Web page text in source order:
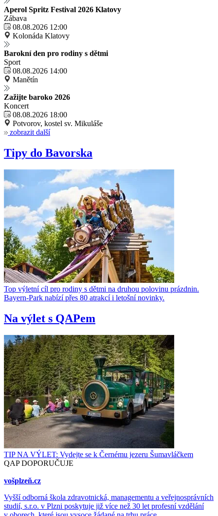
Aperol Spritz Festival 2026 Klatovy
Zábava
08.08.2026 12:00
Kolonáda Klatovy
Barokní den pro rodiny s dětmi
Sport
08.08.2026 14:00
Manětín
Zažijte baroko 2026
Koncert
08.08.2026 18:00
Potvorov, kostel sv. Mikuláše
zobrazit další
Tipy do Bavorska
Top výletní cíl pro rodiny s dětmi na druhou polovinu prázdnin.
Bayern-Park nabízí přes 80 atrakcí i letošní novinky.
Na výlet s QAPem
TIP NA VÝLET: Vydejte se k Černému jezeru Šumavláčkem
QAP DOPORUČUJE
vošplzeň.cz
Vyšší odborná škola zdravotnická, managementu a veřejnosprávních
studií, s.r.o. v Plzni poskytuje již více než 30 let profesní vzdělání